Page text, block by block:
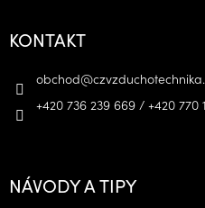
KONTAKT
obchod@
+420 736 239 669 / +420 770
NÁVODY A TIPY